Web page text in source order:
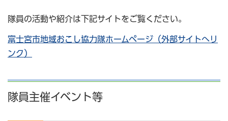
隊員の活動や紹介は下記サイトをご覧ください。
富士宮市地域おこし協力隊ホームページ（外部サイトへリ
ンク）
隊員主催イベント等